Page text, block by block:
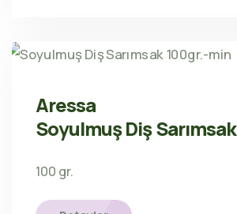
Aressa
Soyulmuş Diş Sarımsak
100 gr.